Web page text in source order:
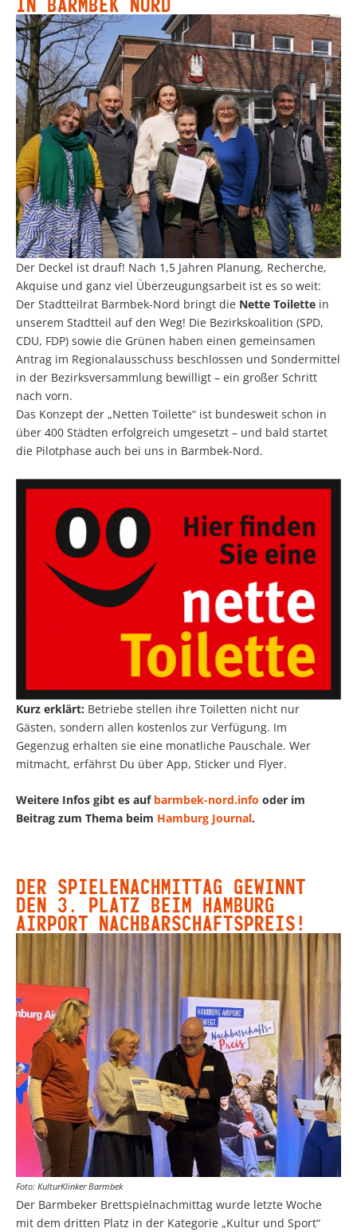
IN BARMBEK NORD
Der Deckel ist drauf! Nach 1,5 Jahren Planung, Recherche,
Akquise und ganz viel Überzeugungsarbeit ist es so weit:
Der Stadtteilrat Barmbek-Nord bringt die Nette Toilette in
unserem Stadtteil auf den Weg! Die Bezirkskoalition (SPD,
CDU, FDP) sowie die Grünen haben einen gemeinsamen
Antrag im Regionalausschuss beschlossen und Sondermittel
in der Bezirksversammlung bewilligt – ein großer Schritt
nach vorn.
Das Konzept der „Netten Toilette“ ist bundesweit schon in
über 400 Städten erfolgreich umgesetzt – und bald startet
die Pilotphase auch bei uns in Barmbek-Nord.
Kurz erklärt: Betriebe stellen ihre Toiletten nicht nur
Gästen, sondern allen kostenlos zur Verfügung. Im
Gegenzug erhalten sie eine monatliche Pauschale. Wer
mitmacht, erfährst Du über App, Sticker und Flyer.
Weitere Infos gibt es auf barmbek-nord.info oder im
Beitrag zum Thema beim Hamburg Journal.
DER SPIELENACHMITTAG GEWINNT
DEN 3. PLATZ BEIM HAMBURG
AIRPORT NACHBARSCHAFTSPREIS!
Foto: KulturKlinker Barmbek
Der Barmbeker Brettspielnachmittag wurde letzte Woche
mit dem dritten Platz in der Kategorie „Kultur und Sport“